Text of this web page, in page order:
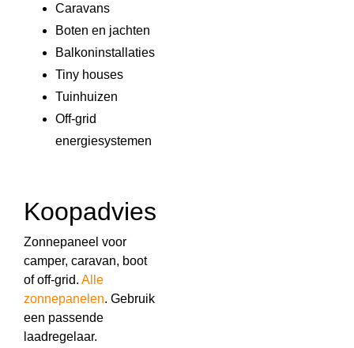
Caravans
Boten en jachten
Balkoninstallaties
Tiny houses
Tuinhuizen
Off-grid
energiesystemen
Koopadvies
Zonnepaneel voor
camper, caravan, boot
of off-grid. Alle
zonnepanelen. Gebruik
een passende
laadregelaar.